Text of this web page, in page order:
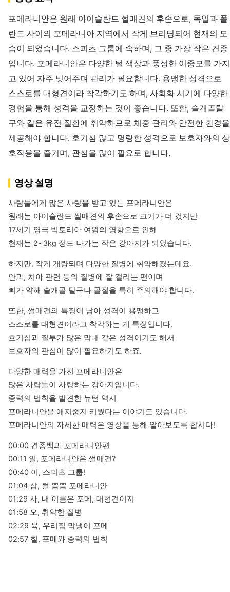
포메라니안은 원래 아이슬란드 썰매견의 후손으로, 독일과 폴
란드 사이의 포메라니아 지역에서 작게 브리딩되어 현재의 모
습이 되었습니다. 스피츠 그룹에 속하며, 그 중 가장 작은 견종
입니다. 포메라니안은 다양한 털 색상과 풍성한 이중모를 가지
고 있어 자주 빗어주며 관리가 필요합니다. 용맹한 성격으로
스스로를 대형견이라 착각하기도 하며, 사회화 시기에 다양한
경험을 통해 성격을 교정하는 것이 좋습니다. 또한, 슬개골탈
구와 같은 유전 질환에 취약하므로 체중 관리와 안전한 환경을
제공해야 합니다. 호기심 많고 명랑한 성격으로 보호자와의 상
호작용을 즐기며, 관심을 많이 필요로 합니다.
영상 설명
사람들에게 많은 사랑을 받고 있는 포메라니안은
원래는 아이슬란드 썰매견의 후손으로 크기가 더 컸지만
17세기 영국 빅토리아 여왕의 영향으로 인해
현재는 2~3kg 정도 나가는 작은 강아지가 되었습니다.
하지만, 작게 개량되며 다양한 질병에 취약해졌는데요.
안과, 치아 관련 등의 질병에 잘 걸리는 편이며
뼈가 약해 슬개골 탈구나 골절을 특히 주의해야 합니다.
또한, 썰매견의 특징이 남아 성격이 용맹하고
스스로를 대형견이라고 착각하는 게 특징입니다.
호기심과 질투가 많은 막내 같은 성격이기도 해서
보호자의 관심이 많이 필요하기도 하죠.
다양한 매력을 가진 포메라니안은
많은 사람들이 사랑하는 강아지입니다.
중력의 법칙을 발견한 뉴턴 역시
포메라니안을 애지중지 키웠다는 이야기도 있습니다.
포메라니안의 자세한 매력은 영상을 통해 알아보도록 합시다!
00:00 견종백과 포메라니안편
00:11 일, 포메라니안은 썰매견?
00:40 이, 스피츠 그룹!
01:04 삼, 털 뿜뿜 포메라니안
01:29 사, 내 이름은 포메, 대형견이지
01:58 오, 취약한 질병
02:29 육, 우리집 막냉이 포메
02:57 칠, 포메와 중력의 법칙